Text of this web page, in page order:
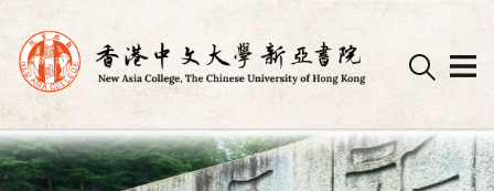
Skip
to